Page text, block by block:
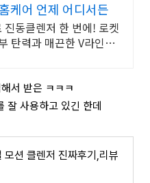
케어 언제 어디서든
동클렌저 한 번에! 로켓
탄력과 매끈한 V라인을
서 받은 ㅋㅋㅋ
잘 사용하고 있긴 한데
모션 클렌저 진짜후기,리뷰